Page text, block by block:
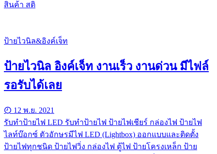
สินค้า สติ
ป้ายไวนิล&อิงค์เจ็ท
ป้ายไวนิล อิงค์เจ็ท งานเร็ว งานด่วน มีไฟล์
รอรับได้เลย
12 พ.ย. 2021
รับทําป้ายไฟ LED รับทำป้ายไฟ ป้ายไฟเชียร์ กล่องไฟ ป้ายไฟ
ไลท์บ๊อกซ์ ตัวอักษรมีไฟ LED (Lightbox) ออกแบบและติดตั้ง
ป้ายไฟทุกชนิด ป้ายไฟวิ่ง กล่องไฟ ตู้ไฟ ป้ายโครงเหล็ก ป้าย